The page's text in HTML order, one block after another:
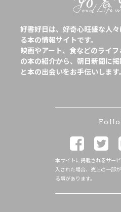
好書好日は、好奇心旺盛な人
る本の情報サイトです。
映画やアート、食などのライ
の本の紹介から、朝日新聞に
と本の出会いをお手伝いします。
本サイトに掲載されるサー
入された場合、売上の一部
る事があります。